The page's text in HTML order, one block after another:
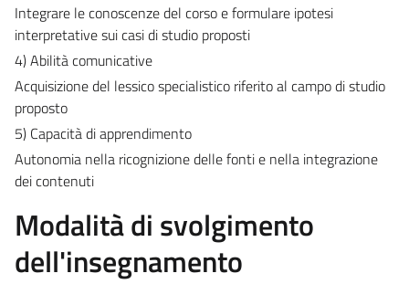
Integrare le conoscenze del corso e formulare ipotesi
interpretative sui casi di studio proposti
4) Abilità comunicative
Acquisizione del lessico specialistico riferito al campo di studio
proposto
5) Capacità di apprendimento
Autonomia nella ricognizione delle fonti e nella integrazione
dei contenuti
Modalità di svolgimento
dell'insegnamento